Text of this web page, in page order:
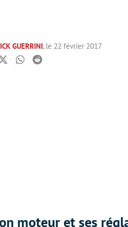
GUERRINI, le 22 février 2017
TwitterWhatsapp
Reddit
moteur et ses